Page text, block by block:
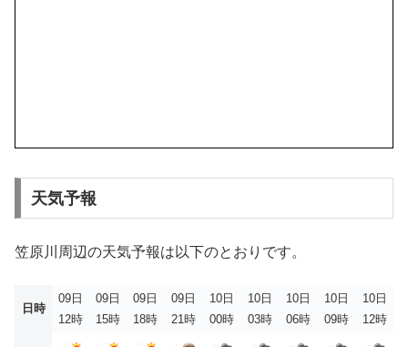
天気予報
笠原川周辺の天気予報は以下のとおりです。
日時
09日
12時
09日
15時
09日
18時
09日
21時
10日
00時
10日
03時
10日
06時
10日
09時
10日
12時